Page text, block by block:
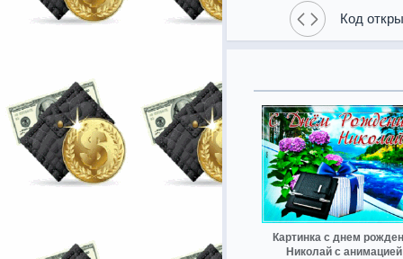
Код
Картинка с днем
Николай с анимацией